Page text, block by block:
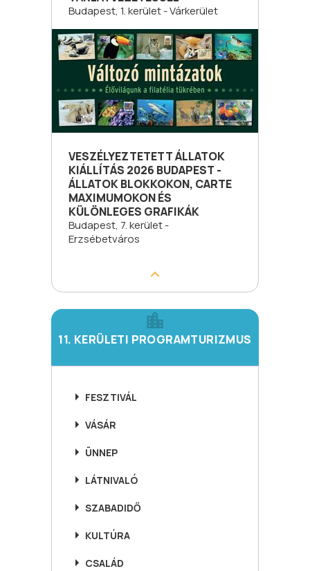
Budapest, 1. kerület - Várkerület
VESZÉLYEZTETETT ÁLLATOK
KIÁLLÍTÁS 2026 BUDAPEST -
ÁLLATOK BLOKKOKON, CARTE
MAXIMUMOKON ÉS
KÜLÖNLEGES GRAFIKÁK
Budapest, 7. kerület -
Erzsébetváros
11. KERÜLETI PROGRAMTURIZMUS
FESZTIVÁL
VÁSÁR
ÜNNEP
LÁTNIVALÓ
SZABADIDŐ
KULTÚRA
CSALÁD